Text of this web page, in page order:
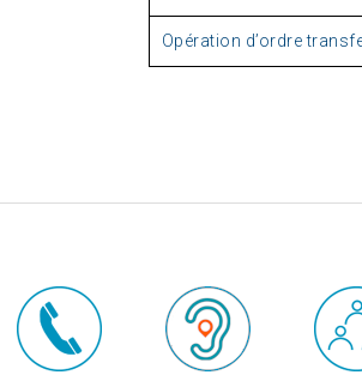
Opération d’ordre